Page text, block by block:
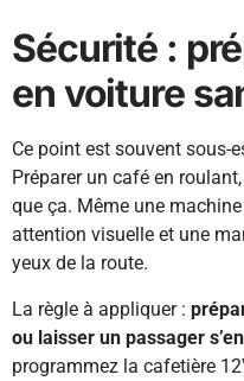
Sécurité :
en voiture
Ce point est souvent sous-
Préparer un café en
que ça. Même une
attention visuelle et une
yeux de la route.
La règle à appliquer :
ou laisser un passager
programmez la cafetière